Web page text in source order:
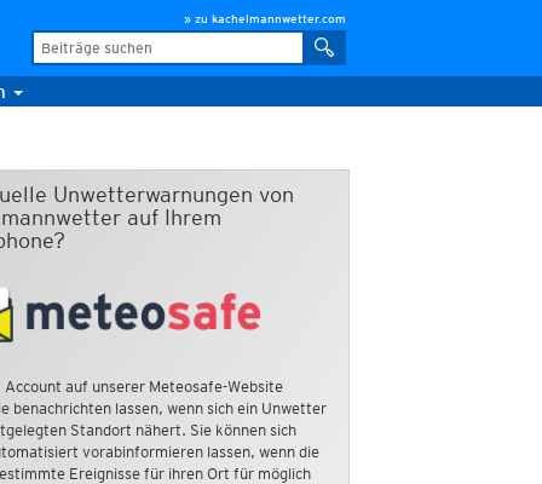
» zu kachelmannwetter.com
Unwetterwarnungen von
auf Ihrem
Account auf unserer Meteosafe-Website
benachrichten lassen, wenn sich ein Unwetter
Standort nähert. Sie können sich
vorabinformieren lassen, wenn die
Ereignisse für ihren Ort für möglich